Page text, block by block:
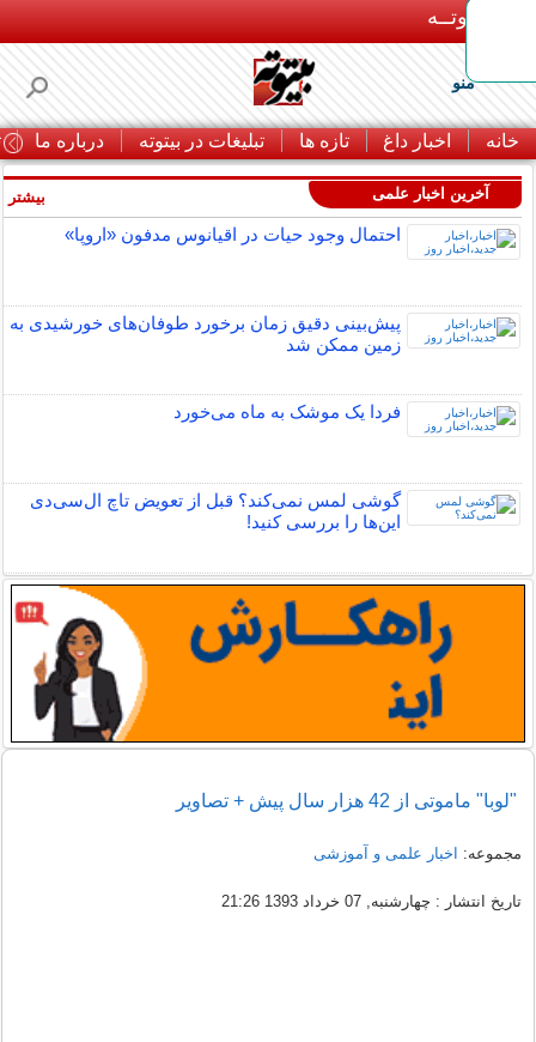
بـیتوتــه
منو
خانه اخبار داغ تازه ها تبلیغات در بیتوته درباره ما
آخرین اخبار علمی
احتمال وجود حیات در اقیانوس مدفون «اروپا»
پیش‌بینی دقیق زمان برخورد طوفان‌های خورشیدی به
زمین ممکن شد
فردا یک موشک به ماه می‌خورد
گوشی لمس نمی‌کند؟ قبل از تعویض تاچ ال‌سی‌دی
این‌ها را بررسی کنید!
بیشتر
"لوبا" ماموتی از 42 هزار سال پیش + تصاویر
مجموعه: اخبار علمی و آموزشی
تاریخ انتشار : چهارشنبه, 07 خرداد 1393 21:26